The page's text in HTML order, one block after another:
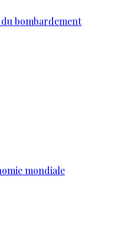
bombardement
mondiale